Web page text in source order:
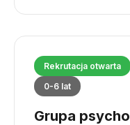
Rekrutacja otwarta
0-6 lat
Grupa